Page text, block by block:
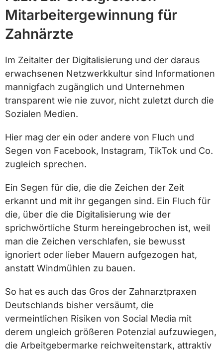
Mitarbeitergewinnung für
Zahnärzte
Im Zeitalter der Digitalisierung und der daraus
erwachsenen Netzwerkkultur sind Informationen
mannigfach zugänglich und Unternehmen
transparent wie nie zuvor, nicht zuletzt durch die
Sozialen Medien.
Hier mag der ein oder andere von Fluch und
Segen von Facebook, Instagram, TikTok und Co.
zugleich sprechen.
Ein Segen für die, die die Zeichen der Zeit
erkannt und mit ihr gegangen sind. Ein Fluch für
die, über die die Digitalisierung wie der
sprichwörtliche Sturm hereingebrochen ist, weil
man die Zeichen verschlafen, sie bewusst
ignoriert oder lieber Mauern aufgezogen hat,
anstatt Windmühlen zu bauen.
So hat es auch das Gros der Zahnarztpraxen
Deutschlands bisher versäumt, die
vermeintlichen Risiken von Social Media mit
derem ungleich größeren Potenzial aufzuwiegen,
die Arbeitgebermarke reichweitenstark, attraktiv